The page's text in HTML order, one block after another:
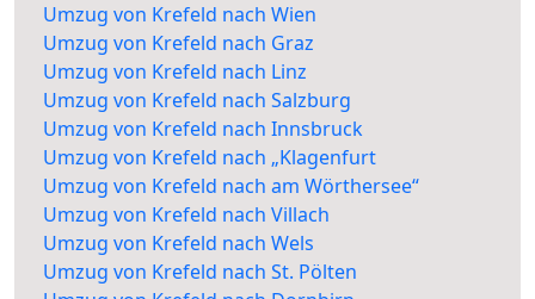
Umzug von Krefeld nach Wien
Umzug von Krefeld nach Graz
Umzug von Krefeld nach Linz
Umzug von Krefeld nach Salzburg
Umzug von Krefeld nach Innsbruck
Umzug von Krefeld nach „Klagenfurt
Umzug von Krefeld nach am Wörthersee“
Umzug von Krefeld nach Villach
Umzug von Krefeld nach Wels
Umzug von Krefeld nach St. Pölten